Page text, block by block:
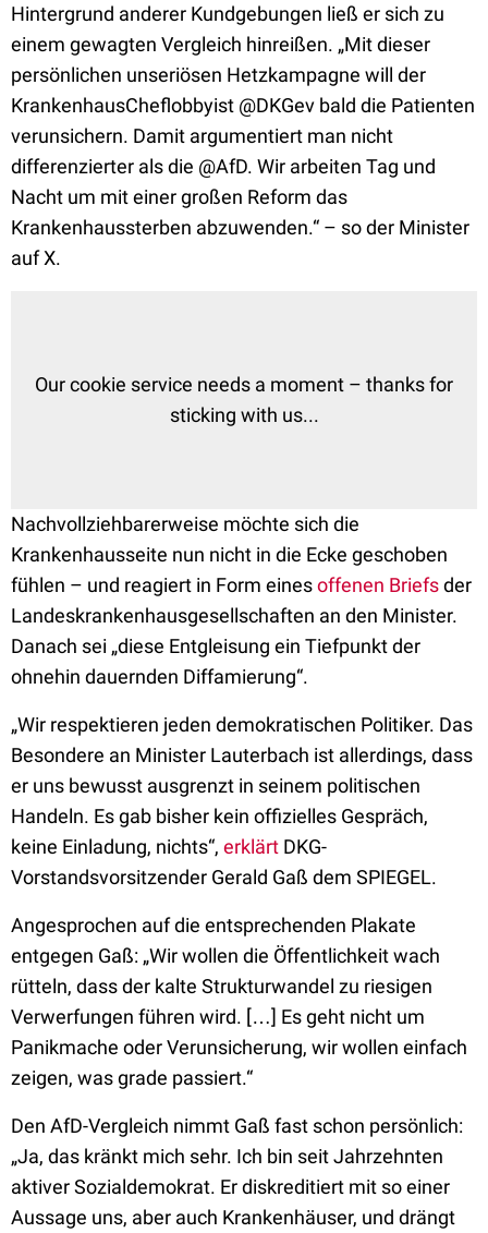
Hintergrund anderer Kundgebungen ließ er sich zu
einem gewagten Vergleich hinreißen. „Mit dieser
persönlichen unseriösen Hetzkampagne will der
KrankenhausCheflobbyist @DKGev bald die Patienten
verunsichern. Damit argumentiert man nicht
differenzierter als die @AfD. Wir arbeiten Tag und
Nacht um mit einer großen Reform das
Krankenhaussterben abzuwenden.“ – so der Minister
auf X.
Our cookie service needs a moment – thanks for
sticking with us...
Nachvollziehbarerweise möchte sich die
Krankenhausseite nun nicht in die Ecke geschoben
fühlen – und reagiert in Form einesoffenen Briefsder
Landeskrankenhausgesellschaften an den Minister.
Danach sei „diese Entgleisung ein Tiefpunkt der
ohnehin dauernden Diffamierung“.
„Wir respektieren jeden demokratischen Politiker. Das
Besondere an Minister Lauterbach ist allerdings, dass
er uns bewusst ausgrenzt in seinem politischen
Handeln. Es gab bisher kein offizielles Gespräch,
keine Einladung, nichts“, erklärt DKG-
Vorstandsvorsitzender Gerald Gaß dem SPIEGEL.
Angesprochen auf die entsprechenden Plakate
entgegen Gaß: „Wir wollen die Öffentlichkeit wach
rütteln, dass der kalte Strukturwandel zu riesigen
Verwerfungen führen wird. […] Es geht nicht um
Panikmache oder Verunsicherung, wir wollen einfach
zeigen, was grade passiert.“
Den AfD-Vergleich nimmt Gaß fast schon persönlich:
„Ja, das kränkt mich sehr. Ich bin seit Jahrzehnten
aktiver Sozialdemokrat. Er diskreditiert mit so einer
Aussage uns, aber auch Krankenhäuser, und drängt